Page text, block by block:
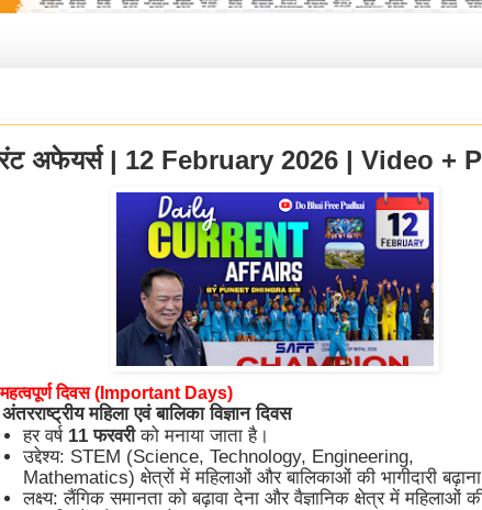
अफेयर्स | 12 February 2026 | Video +
महत्वपूर्ण दिवस (Important Days)
अंतरराष्ट्रीय महिला एवं बालिका विज्ञान दिवस
हर वर्ष 11 फरवरी को मनाया जाता है।
उद्देश्य: STEM (Science, Technology, Engineering,
Mathematics) क्षेत्रों में महिलाओं और बालिकाओं की भागीदारी
लक्ष्य: लैंगिक समानता को बढ़ावा देना और वैज्ञानिक क्षेत्र में महिलाओं